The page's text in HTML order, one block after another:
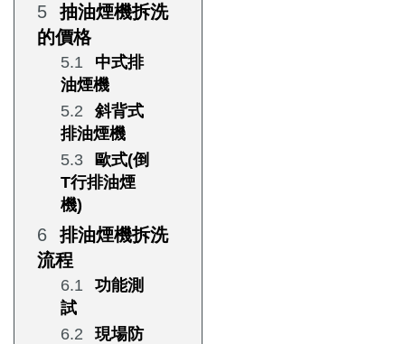
抽油煙機拆洗
的價格
中式排
油煙機
斜背式
排油煙機
歐式(倒
T行排油煙
機)
排油煙機拆洗
流程
功能測
試
現場防